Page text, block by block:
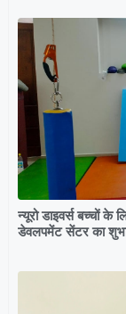
न्यूरो डाइवर्स बच्चों के
डेवलपमेंट सेंटर का